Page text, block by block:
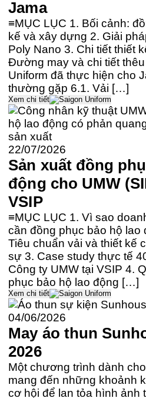
Jama
≡MỤC LỤC 1. Bối cảnh:
kế và xây dựng 2. Giải
Poly Nano 3. Chi tiết thiết
Đường may và chi tiết
Uniform đã thực hiện cho
thường gặp 6.1. Vải […]
Xem chi tiết
22/07/2026
Sản xuất đồng
động cho UMW
VSIP
≡MỤC LỤC 1. Vì sao
cần đồng phục bảo hộ lao
Tiêu chuẩn vải và thiết kế
sự 3. Case study thực tế
Công ty UMW tại VSIP 4.
phục bảo hộ lao động […]
Xem chi tiết
04/06/2026
May áo thun
2026
Một chương trình dành
mang đến những khoảnh
cơ hội để lan tỏa hình ảnh